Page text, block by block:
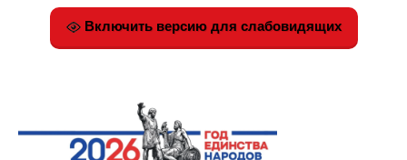
Включить версию для слабовидящих